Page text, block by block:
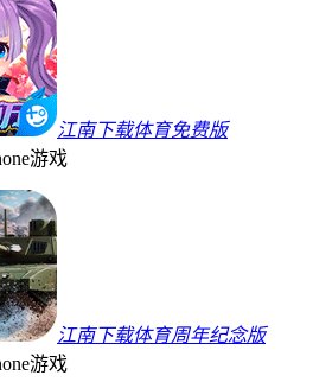
江南下载体育免费版
游戏
江南下载体育周年纪念版
游戏